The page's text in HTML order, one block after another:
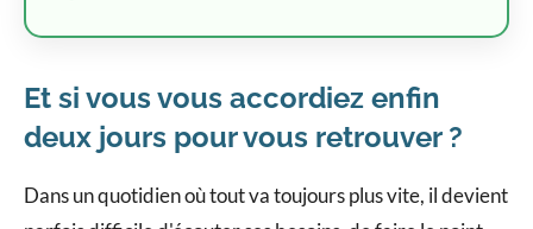
Et si vous vous accordiez enfin
deux jours pour vous retrouver ?
Dans un quotidien où tout va toujours plus vite, il devient